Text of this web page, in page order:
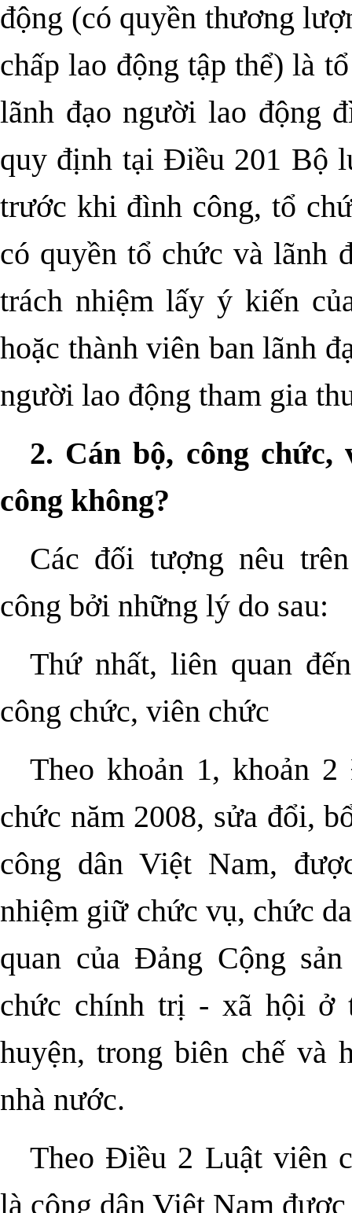
động (có quyền thương
chấp lao động tập thể) là
lãnh đạo người lao động
quy định tại Điều 201 Bộ
trước khi đình công, tổ
có quyền tổ chức và lãnh
trách nhiệm lấy ý kiến
hoặc thành viên ban lãnh
người lao động tham gia
2. Cán bộ, công chức,
công không?
Các đối tượng nêu
công bởi những lý do sau:
Thứ nhất, liên quan
công chức, viên chức
Theo khoản 1, khoản
chức năm 2008, sửa đổi,
công dân Việt Nam,
nhiệm giữ chức vụ, chức
quan của Đảng Cộng
chức chính trị - xã hội ở
huyện, trong biên chế và
nhà nước.
Theo Điều 2 Luật viên
là công dân Việt Nam